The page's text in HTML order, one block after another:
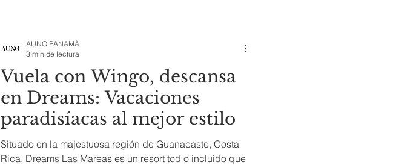
Vuela con Wingo, descansa
en Dreams: Vacaciones
paradisíacas al mejor estilo
Situado en la majestuosa región de Guanacaste, Costa
Rica, Dreams Las Mareas es un resort tod o incluido que
AUNO PANAMÁ
3 min de lectura